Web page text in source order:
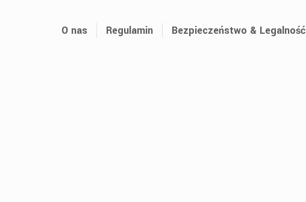
O nas Regulamin Bezpieczeństwo & Legalność